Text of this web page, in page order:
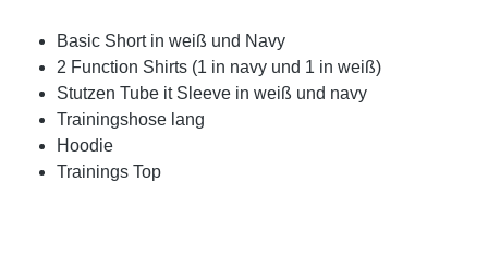
Basic Short in weiß und Navy
2 Function Shirts (1 in navy und 1 in weiß)
Stutzen Tube it Sleeve in weiß und navy
Trainingshose lang
Hoodie
Trainings Top